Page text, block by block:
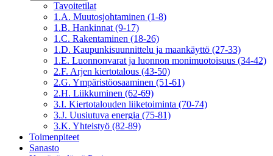
Tavoitetilat
1.A. Muutosjohtaminen (1-8)
1.B. Hankinnat (9-17)
1.C. Rakentaminen (18-26)
1.D. Kaupunkisuunnittelu ja maankäyttö (27-33)
1.E. Luonnonvarat ja luonnon monimuotoisuus (34-42)
2.F. Arjen kiertotalous (43-50)
2.G. Ympäristöosaaminen (51-61)
2.H. Liikkuminen (62-69)
3.I. Kiertotalouden liiketoiminta (70-74)
3.J. Uusiutuva energia (75-81)
3.K. Yhteistyö (82-89)
Toimenpiteet
Sanasto